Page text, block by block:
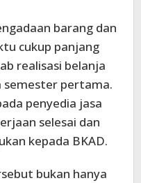
barang dan
cukup panjang
realisasi belanja
semester pertama.
penyedia jasa
selesai dan
kepada BKAD.
bukan hanya